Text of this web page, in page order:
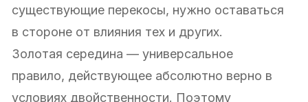
существующие перекосы, нужно оставаться
в стороне от влияния тех и других.
Золотая середина — универсальное
правило, действующее абсолютно верно в
условиях двойственности. Поэтому